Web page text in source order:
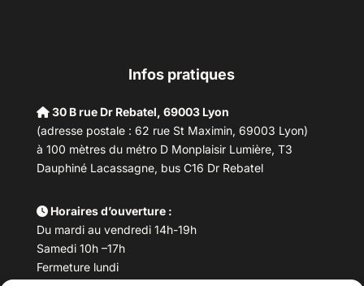
Infos pratiques
30 B rue Dr Rebatel, 69003 Lyon
(adresse postale : 62 rue St Maximin, 69003 Lyon)
à 100 mètres du métro D Monplaisir Lumière, T3
Dauphiné Lacassagne, bus C16 Dr Rebatel
Horaires d’ouverture :
Du mardi au vendredi 14h-19h
Samedi 10h –17h
Fermeture lundi